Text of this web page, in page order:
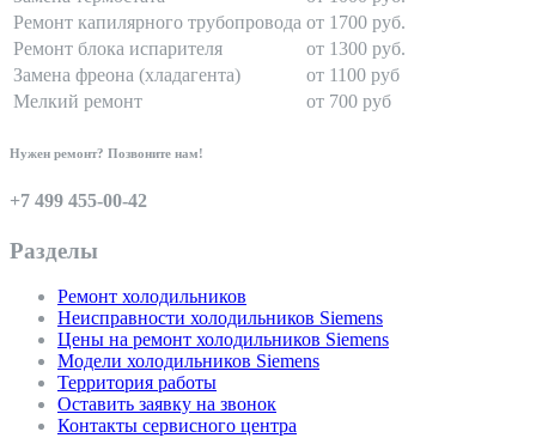
Ремонт капилярного трубопровода от 1700 руб.
Ремонт блока испарителя
от 1300 руб.
Замена фреона (хладагента)
от 1100 руб
Мелкий ремонт
от 700 руб
Нужен ремонт? Позвоните нам!
+7 499 455-00-42
Разделы
Ремонт холодильников
Неисправности холодильников Siemens
Цены на ремонт холодильников Siemens
Модели холодильников Siemens
Территория работы
Оставить заявку на звонок
Контакты сервисного центра